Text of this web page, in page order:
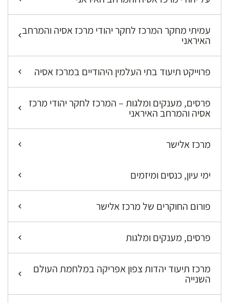
עמיתי מחקר המרכז לחקר יהודי מרכז אסיה והמרחב
האיראני
פרוייקט תיעוד בתי העלמין היהודיים במרכז אסיה
פרסים, מענקים ומלגות – המרכז לחקר יהודי מרכז
אסיה והמרחב האיראני
מרכז אלישר
ימי עיון, כנסים ומיזמים
פורום החוקרים של מרכז אלישר
פרסים, מענקים ומלגות
מרכז תיעוד יהדות צפון אפריקה במלחמת העולם
השנייה